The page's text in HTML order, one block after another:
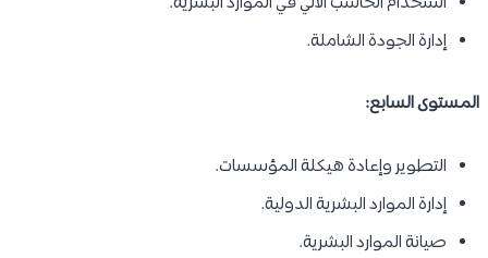
إدارة الجودة الشاملة.
المستوى السابع:
التطوير وإعادة هيكلة المؤسسات.
إدارة الموارد البشرية الدولية.
صيانة الموارد البشرية.